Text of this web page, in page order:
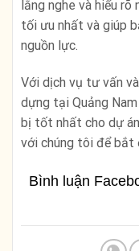
lắng nghe và hiểu
tối ưu nhất và giúp
nguồn lực.
Với dịch vụ tư vấn
dựng tại Quảng
bị tốt nhất cho dự
với chúng tôi để bắt
Bình luận